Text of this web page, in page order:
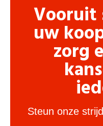
uw
zorg
Steun onze